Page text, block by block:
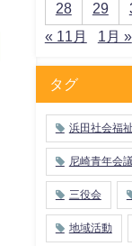
28 29
« 11月
1月 »
タグ
浜田社会福
尼崎青年会
三役会
地域活動